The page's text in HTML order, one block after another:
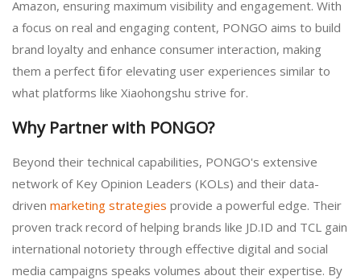
Amazon, ensuring maximum visibility and engagement. With
a focus on real and engaging content, PONGO aims to build
brand loyalty and enhance consumer interaction, making
them a perfect fit for elevating user experiences similar to
what platforms like Xiaohongshu strive for.
Why Partner with PONGO?
Beyond their technical capabilities, PONGO's extensive
network of Key Opinion Leaders (KOLs) and their data-
driven marketing strategies provide a powerful edge. Their
proven track record of helping brands like JD.ID and TCL gain
international notoriety through effective digital and social
media campaigns speaks volumes about their expertise. By